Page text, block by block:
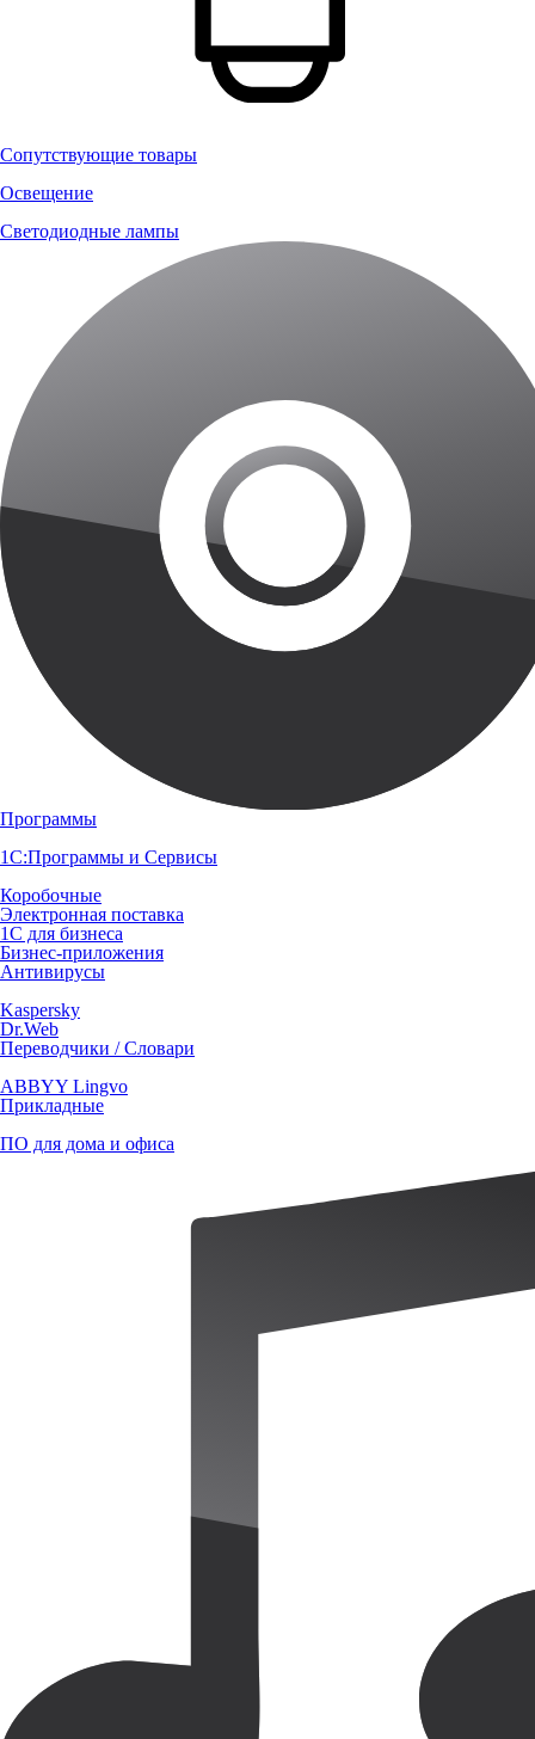
Сопутствующие товары
Освещение
Светодиодные лампы
Программы
1С:Программы и Сервисы
Коробочные
Электронная поставка
1С для бизнеса
Бизнес-приложения
Антивирусы
Kaspersky
Dr.Web
Переводчики / Словари
ABBYY Lingvo
Прикладные
ПО для дома и офиса